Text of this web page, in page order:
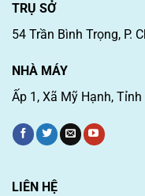
TRỤ SỞ
54 Trần Bình Trọng, P.
NHÀ MÁY
Ấp 1, Xã Mỹ Hạnh,
LIÊN HỆ